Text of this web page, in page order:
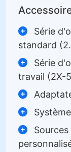
Série
standard
Série
travail (2X-